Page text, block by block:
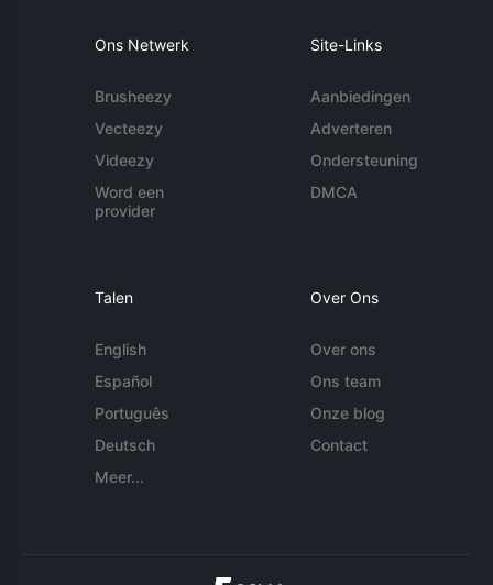
Ons Netwerk
Brusheezy
Vecteezy
Videezy
Word een
provider
Site-Links
Aanbiedingen
Adverteren
Ondersteuning
DMCA
Talen
English
Español
Português
Deutsch
Meer...
Over Ons
Over ons
Ons team
Onze blog
Contact